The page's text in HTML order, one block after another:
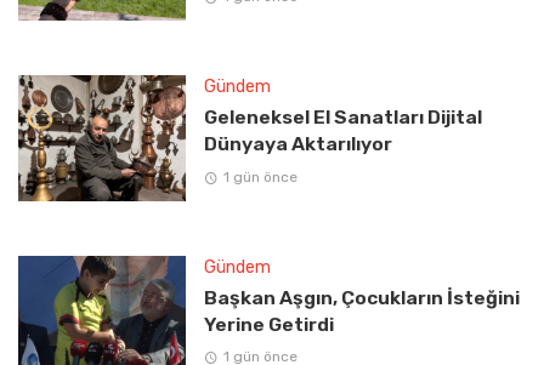
Gündem
Geleneksel El Sanatları Dijital
Dünyaya Aktarılıyor
1 gün önce
Gündem
Başkan Aşgın, Çocukların İsteğini
Yerine Getirdi
1 gün önce